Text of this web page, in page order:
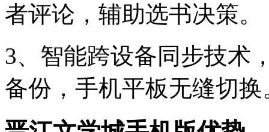
者评论，辅助选书决策。
3、智能跨设备同步技术
备份，手机平板无缝切换